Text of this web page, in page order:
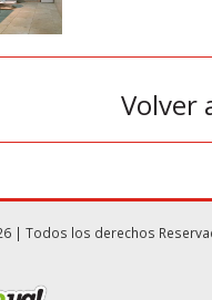
Volver
Todos los derechos